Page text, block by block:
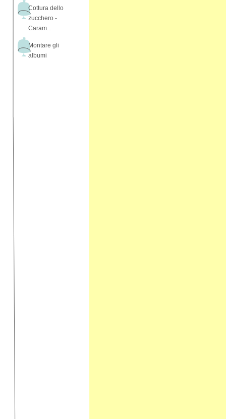
Cottura dello
zucchero -
Caram...
Montare gli
albumi